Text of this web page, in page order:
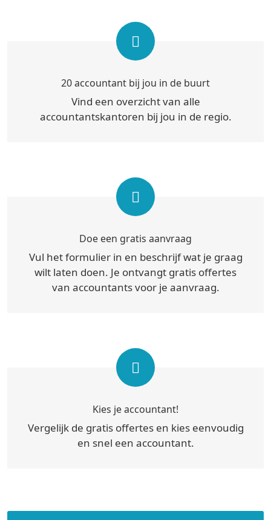
20 accountant bij jou in de buurt
Vind een overzicht van alle
accountantskantoren bij jou in de regio.
Doe een gratis aanvraag
Vul het formulier in en beschrijf wat je graag
wilt laten doen. Je ontvangt gratis offertes
van accountants voor je aanvraag.
Kies je accountant!
Vergelijk de gratis offertes en kies eenvoudig
en snel een accountant.